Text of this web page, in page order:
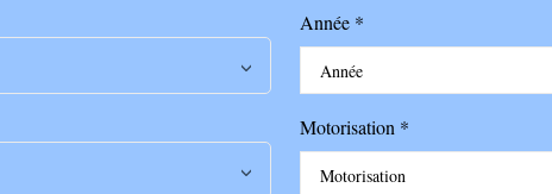
Année *
Motorisation *